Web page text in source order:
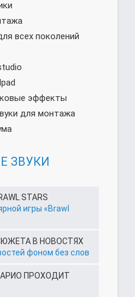
всех поколений
эффекты
для монтажа
ЗВУКИ
STARS
игры «Brawl
В НОВОСТЯХ
фоном без слов
ПРОХОДИТ